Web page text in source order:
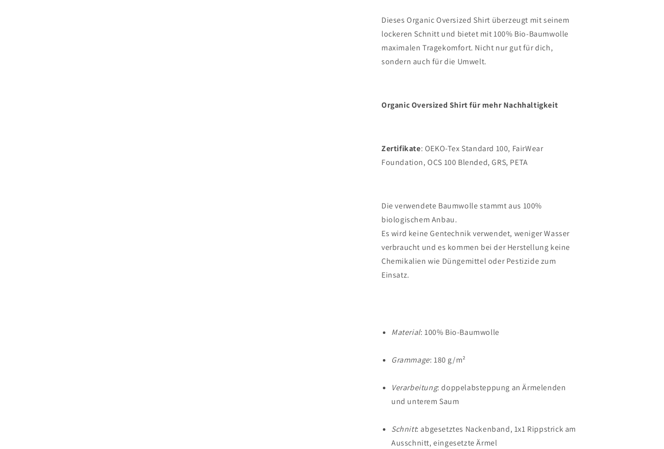
Dieses Organic Oversized Shirt überzeugt mit seinem
lockeren Schnitt und bietet mit 100% Bio-Baumwolle
maximalen Tragekomfort. Nicht nur gut für dich,
sondern auch für die Umwelt.
Organic Oversized Shirt für mehr Nachhaltigkeit
Zertifikate: OEKO-Tex Standard 100, FairWear
Foundation, OCS 100 Blended, GRS, PETA
Die verwendete Baumwolle stammt aus 100%
biologischem Anbau.
Es wird keine Gentechnik verwendet, weniger Wasser
verbraucht und es kommen bei der Herstellung keine
Chemikalien wie Düngemittel oder Pestizide zum
Einsatz.
Material: 100% Bio-Baumwolle
Grammage: 180 g/m²
Verarbeitung: doppelabsteppung an Ärmelenden
und unterem Saum
Schnitt: abgesetztes Nackenband, 1x1 Rippstrick am
Ausschnitt, eingesetzte Ärmel